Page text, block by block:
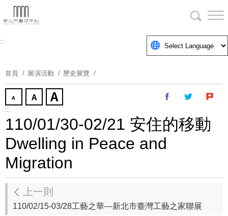
到
要
塊
:::
首頁 展演活動 歷史展覽
:::
110/01/30-02/21 安住的移動
Dwelling in Peace and
Migration
上一則
110/02/15-03/28工藝之華—新北市臺灣工藝之家聯展